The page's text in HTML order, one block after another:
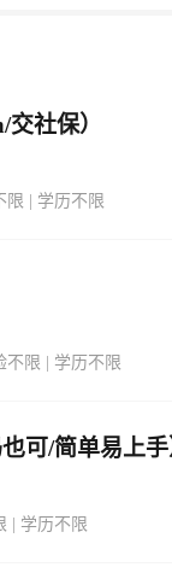
社保）
限 | 学历不限
不限 | 学历不限
可/简单易上手
| 学历不限